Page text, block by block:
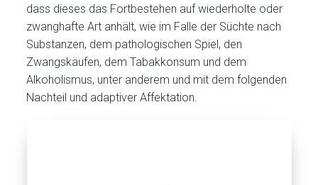
dass dieses das Fortbestehen auf wiederholte oder
zwanghafte Art anhält, wie im Falle der Süchte nach
Substanzen, dem pathologischen Spiel, den
Zwangskäufen, dem Tabakkonsum und dem
Alkoholismus, unter anderem und mit dem folgenden
Nachteil und adaptiver Affektation.